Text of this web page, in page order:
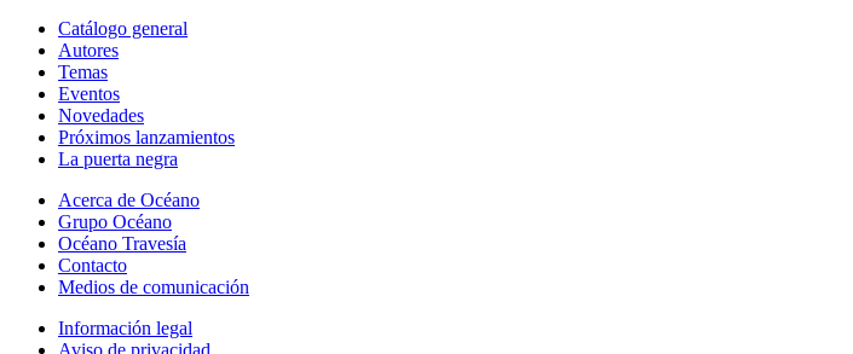
Catálogo general
Autores
Temas
Eventos
Novedades
Próximos lanzamientos
La puerta negra
Acerca de Océano
Grupo Océano
Océano Travesía
Contacto
Medios de comunicación
Información legal